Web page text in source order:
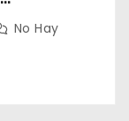
No Hay